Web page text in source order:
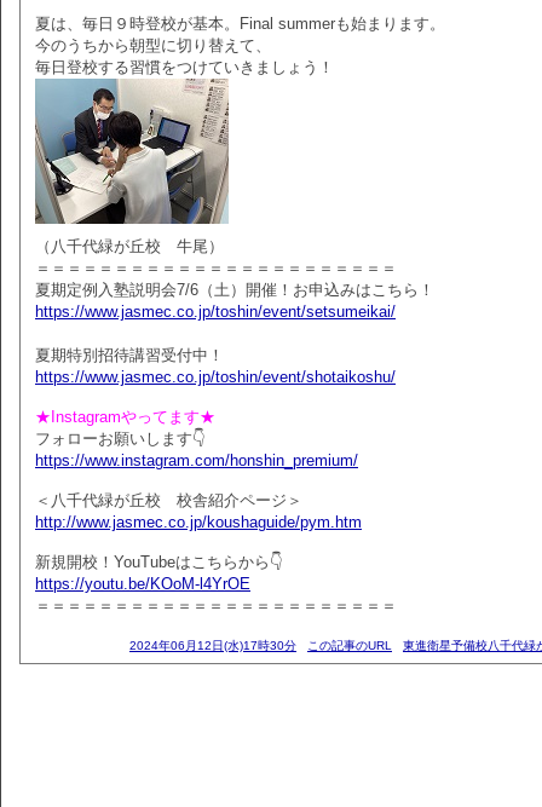
夏は、毎日９時登校が基本。Final summerも始まります。
今のうちから朝型に切り替えて、
毎日登校する習慣をつけていきましょう！
（八千代緑が丘校 牛尾）
＝＝＝＝＝＝＝＝＝＝＝＝＝＝＝＝＝＝＝＝＝＝＝
夏期定例入塾説明会7/6（土）開催！お申込みはこちら！
https://www.jasmec.co.jp/toshin/event/setsumeikai/
夏期特別招待講習受付中！
https://www.jasmec.co.jp/toshin/event/shotaikoshu/
★Instagramやってます★
フォローお願いします👇
https://www.instagram.com/honshin_premium/
＜八千代緑が丘校 校舎紹介ページ＞
http://www.jasmec.co.jp/koushaguide/pym.htm
新規開校！YouTubeはこちらから👇
https://youtu.be/KOoM-l4YrOE
＝＝＝＝＝＝＝＝＝＝＝＝＝＝＝＝＝＝＝＝＝＝＝
2024年06月12日(水)17時30分 この記事のURL 東進衛星予備校八千代緑